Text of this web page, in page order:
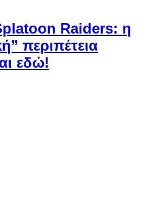
Raiders: η
περιπέτεια
εδώ!